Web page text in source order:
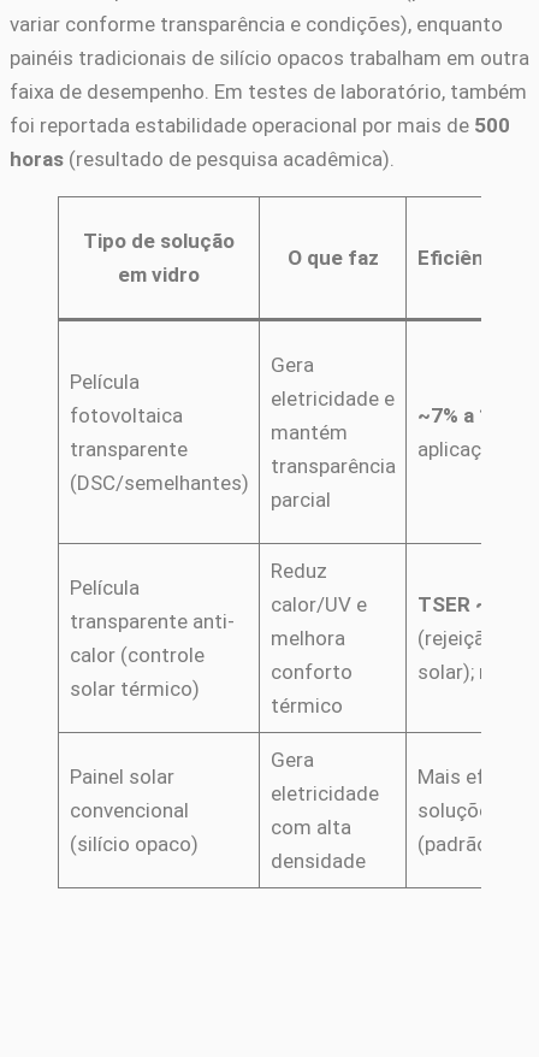
variar conforme transparência e condições), enquanto
painéis tradicionais de silício opacos trabalham em outra
faixa de desempenho. Em testes de laboratório, também
foi reportada estabilidade operacional por mais de 500
horas (resultado de pesquisa acadêmica).
Tipo de solução
em vidro
O que faz Eficiência/
Película
fotovoltaica
transparente
(DSC/semelhantes)
Gera
eletricidade e
mantém
transparência
parcial
~7% a 10%
aplicações
Película
transparente anti-
calor (controle
solar térmico)
Reduz
calor/UV e
melhora
conforto
térmico
TSER ~50%
(rejeição de
solar); não
Painel solar
convencional
(silício opaco)
Gera
eletricidade
com alta
densidade
Mais
soluções
(padrão de